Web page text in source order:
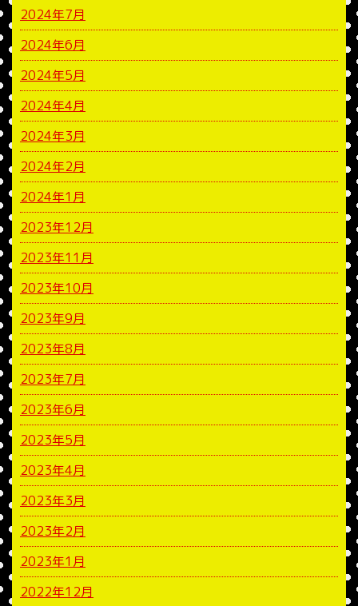
2024年7月
2024年6月
2024年5月
2024年4月
2024年3月
2024年2月
2024年1月
2023年12月
2023年11月
2023年10月
2023年9月
2023年8月
2023年7月
2023年6月
2023年5月
2023年4月
2023年3月
2023年2月
2023年1月
2022年12月